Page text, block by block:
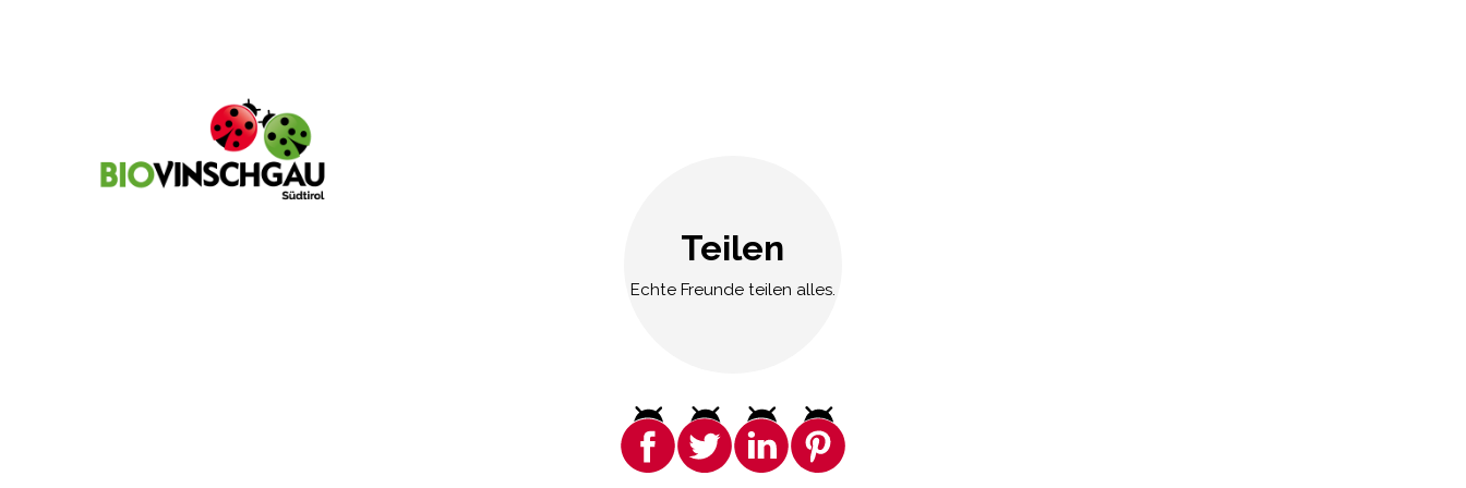
Teilen
Echte Freunde teilen alles.